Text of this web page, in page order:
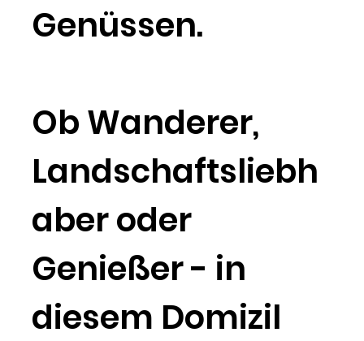
Genüssen.
Ob Wanderer,
Landschaftsliebh
aber oder
Genießer - in
diesem Domizil